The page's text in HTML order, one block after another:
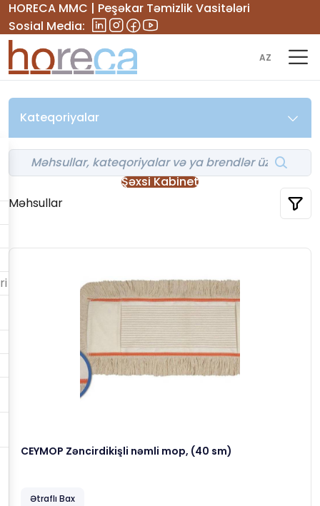
HORECA MMC | Peşəkar Təmizlik Vasitələri
Sosial Media:
AZ
Kateqoriyalar
Şəxsi Kabinet
Məhsullar
CEYMOP Zəncirdikişli nəmli mop, (40 sm)
Ətraflı Bax